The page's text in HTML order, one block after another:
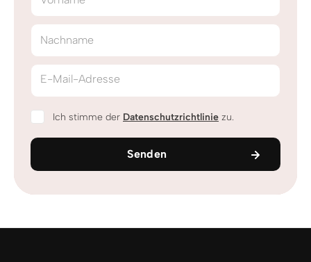
Nachname
E-Mail-Adresse
Ich stimme der Datenschutzrichtlinie zu.
Senden